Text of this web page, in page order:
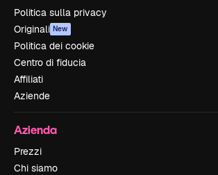
Politica sulla privacy
Originali New
Politica dei cookie
Centro di fiducia
Affiliati
Aziende
Azienda
Prezzi
Chi siamo